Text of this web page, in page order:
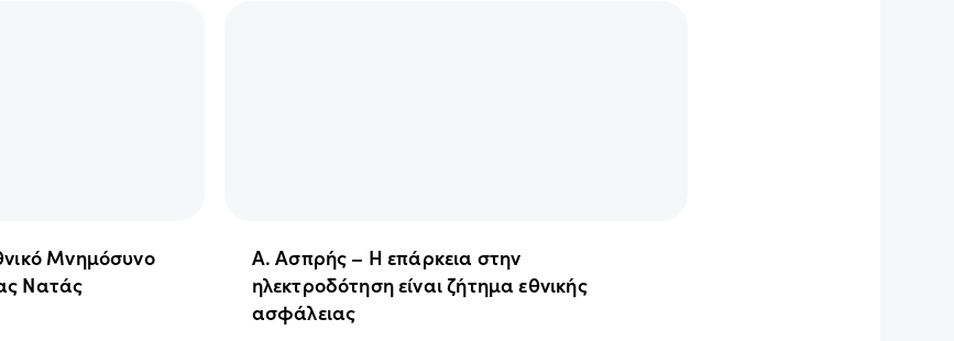
Μνημόσυνο
Νατάς
Α. Ασπρής – Η επάρκεια στην
ηλεκτροδότηση είναι ζήτημα εθνικής
ασφάλειας